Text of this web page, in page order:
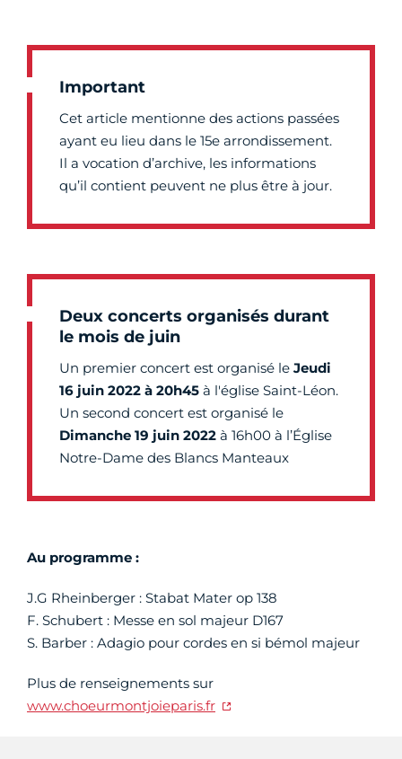
Important
Cet article mentionne des actions passées
ayant eu lieu dans le 15e arrondissement.
Il a vocation d’archive, les informations
qu’il contient peuvent ne plus être à jour.
Deux concerts organisés durant
le mois de juin
Un premier concert est organisé le Jeudi
16 juin 2022 à 20h45 à l'église Saint-Léon.
Un second concert est organisé le
Dimanche 19 juin 2022 à 16h00 à l’Église
Notre-Dame des Blancs Manteaux
Au programme :
J.G Rheinberger : Stabat Mater op 138
F. Schubert : Messe en sol majeur D167
S. Barber : Adagio pour cordes en si bémol majeur
Plus de renseignements sur
www.choeurmontjoieparis.fr